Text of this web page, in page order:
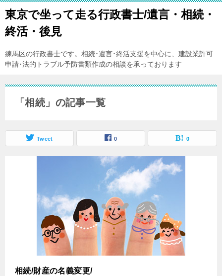
東京で坐って走る行政書士/遺言・相続・
終活・後見
練馬区の行政書士です。相続･遺言･終活支援を中心に、建設業許可
申請･法的トラブル予防書類作成の相談を承っております
「相続」の記事一覧
Tweet 0 0
相続/財産の名義変更/